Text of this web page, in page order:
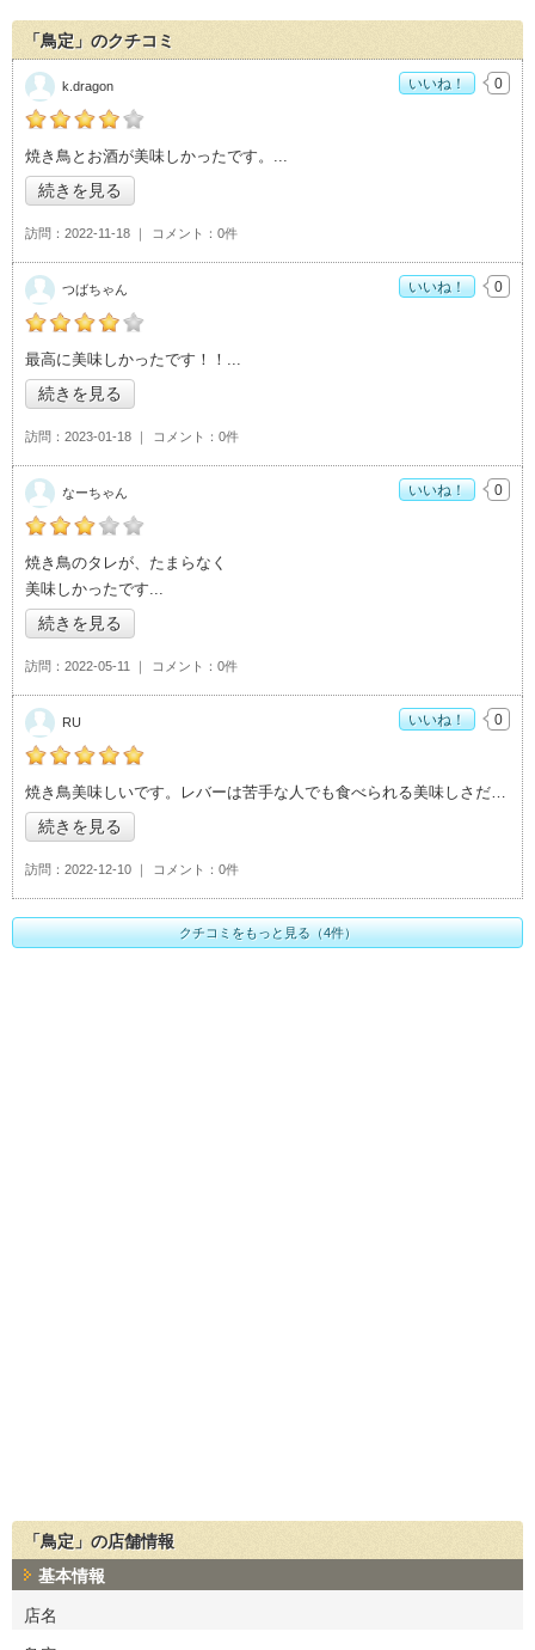
「鳥定」のクチコミ
の「鳥定」おすすめ度： 4
焼き鳥とお酒が美味しかったです。
続きを見る
訪問 2022-11-18 コメント 0件
k.dragon いいね！ 0
の「鳥定」おすすめ度： 4
最高に美味しかったです！！
続きを見る
訪問 2023-01-18 コメント 0件
つばちゃん いいね！ 0
の「鳥定」おすすめ度：3
焼き鳥のタレが、たまらなく
美味しかったです
続きを見る
訪問 2022-05-11 コメント 0件
なーちゃん いいね！ 0
の「鳥定」おすすめ度：5
続きを見る
訪問 2022-12-10 コメント 0件
RU いいね！ 0
クチコミをもっと見る（4件）
「鳥定」の店舗情報
基本情報
店名